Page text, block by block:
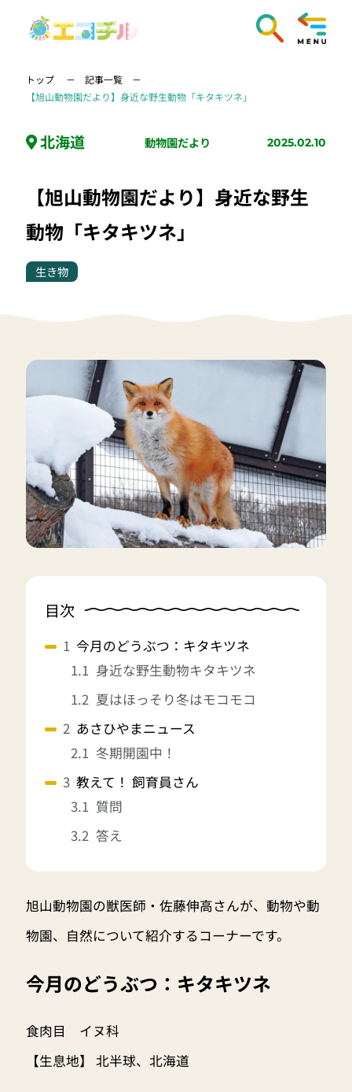
トップ
記事一覧
【旭山動物園だより】身近な野生動物「キタキツネ」
北海道 動物園だより 2025.02.10
【旭山動物園だより】身近な野生
動物「キタキツネ」
生き物
目次
今月のどうぶつ：キタキツネ
身近な野生動物キタキツネ
夏はほっそり冬はモコモコ
あさひやまニュース
冬期開園中！
教えて！ 飼育員さん
質問
答え
旭山動物園の獣医師・佐藤伸高さんが、動物や動
物園、自然について紹介するコーナーです。
今月のどうぶつ：キタキツネ
食肉目 イヌ科
【生息地】 北半球、北海道